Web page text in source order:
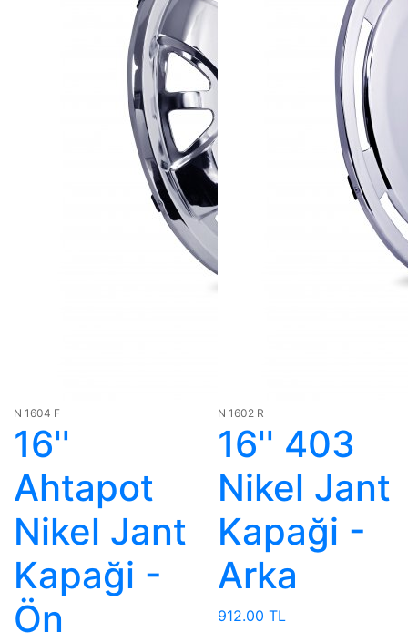
N 1604 F
16''
Ahtapot
Nikel Jant
Kapaği -
Ön
N 1602 R
16'' 403
Nikel Jant
Kapaği -
Arka
912.00 TL